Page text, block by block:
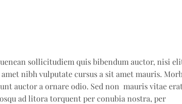
sollicitudiem quis bibendum auctor, nisi
nibh vulputate cursus a sit amet mauris.
auctor a ornare odio. Sed non mauris vitae
ad litora torquent per conubia nostra, per